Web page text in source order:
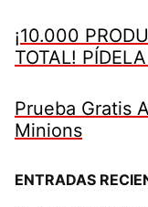
¡10.000
TOTAL!
Prueba Gratis
Minions
ENTRADAS